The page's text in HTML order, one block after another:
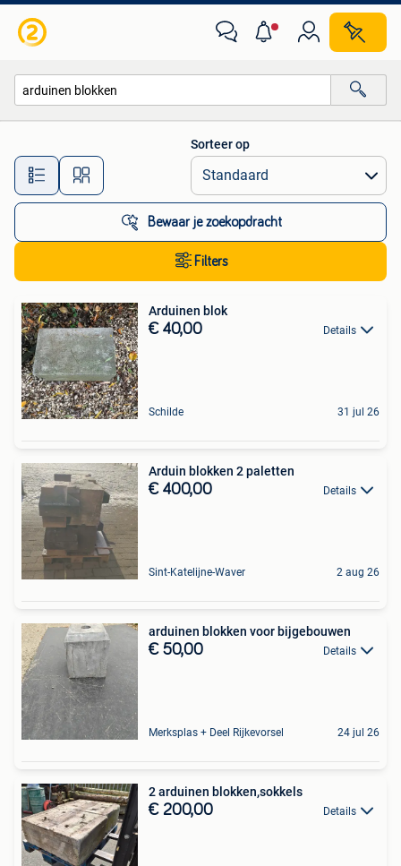
Alle afstanden…
Sorteer op
Bewaar je zoekopdracht
Filters
Arduinen blok
€ 40,00 Details
Schilde 31 jul 26
Arduin blokken 2 paletten
€ 400,00 Details
Sint-Katelijne-Waver 2 aug 26
arduinen blokken voor bijgebouwen
€ 50,00 Details
Merksplas + Deel Rijkevorsel 24 jul 26
2 arduinen blokken,sokkels
€ 200,00 Details